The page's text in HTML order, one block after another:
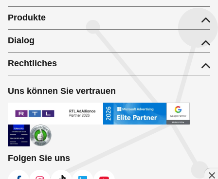
Produkte
Dialog
Rechtliches
Uns können Sie vertrauen
Folgen Sie uns